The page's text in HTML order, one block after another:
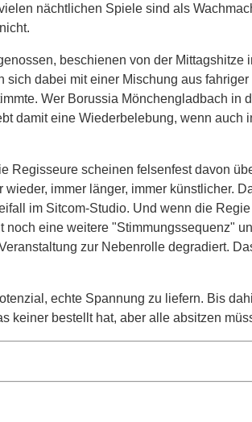
nächtlichen Spiele sind als
beschienen von der Mittagshitze
dabei mit einer Mischung aus
Wer Borussia Mönchengladbach in
damit eine Wiederbelebung, wenn auch
Regisseure scheinen felsenfest davon
immer länger, immer künstlicher.
im Sitcom-Studio. Und wenn die
eine weitere "Stimmungssequenz"
zur Nebenrolle degradiert.
echte Spannung zu liefern. Bis
keiner bestellt hat, aber alle absitzen